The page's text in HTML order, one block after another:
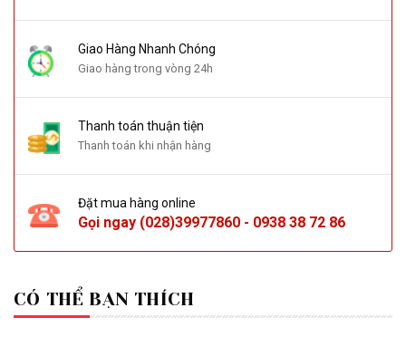
Giao Hàng Nhanh Chóng
Giao hàng trong vòng 24h
Thanh toán thuận tiện
Thanh toán khi nhận hàng
Đặt mua hàng online
Gọi ngay (028)39977860 - 0938 38 72 86
CÓ THỂ BẠN THÍCH